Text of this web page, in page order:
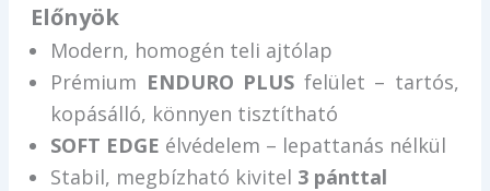
Előnyök
Modern, homogén teli ajtólap
Prémium ENDURO PLUS felület – tartós,
kopásálló, könnyen tisztítható
SOFT EDGE élvédelem – lepattanás nélkül
Stabil, megbízható kivitel 3 pánttal